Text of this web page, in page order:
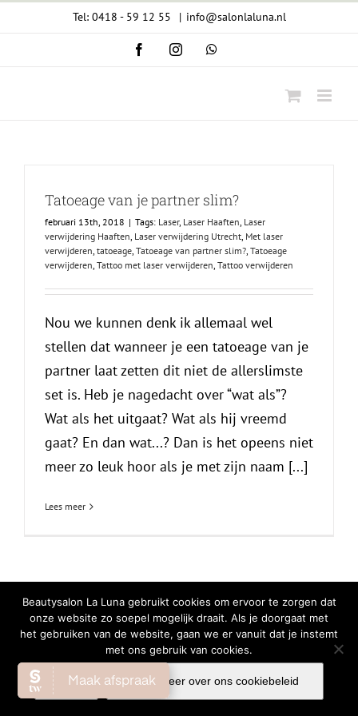
Tel: 0418 - 59 12 55 | info@salonlaluna.nl
FacebookInstagramWhatsApp
Tatoeage van je partner slim?
februari 13th, 2018 | Tags: Laser, Laser Haaften Laser
verwijdering Haaften Laser verwijdering Utrecht Met laser
verwijderen tatoeage Tatoeage van partner slim? Tatoeage
verwijderen Tattoo met laser verwijderen Tattoo verwijderen
Nou we kunnen denk ik allemaal wel
stellen dat wanneer je een tatoeage van je
partner laat zetten dit niet de allerslimste
set is. Heb je nagedacht over “wat als”?
Wat als het uitgaat? Wat als hij vreemd
gaat? En dan wat...? Dan is het opeens niet
meer zo leuk hoor als je met zijn naam [...]
Lees meer
© Copyright2026 | All Rights Reserved |Privacy Verklaring|Cookiebeleid
Facebook
Instagram
Beautysalon La Luna gebruikt cookies om ervoor te zorgen dat
onze website zo soepel mogelijk draait. Als je doorgaat met
het gebruiken van de website, gaan we er vanuit dat je instemt
met ons gebruik van cookies.
Ok Lees meer over ons cookiebeleid